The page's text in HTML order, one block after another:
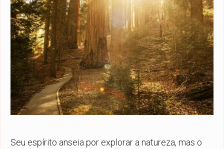
Seu espírito anseia por explorar a natureza, mas o